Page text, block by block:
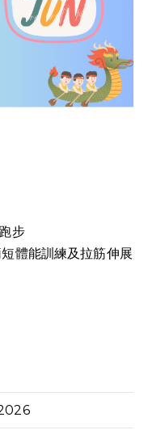
步
體能訓練及拉筋伸展